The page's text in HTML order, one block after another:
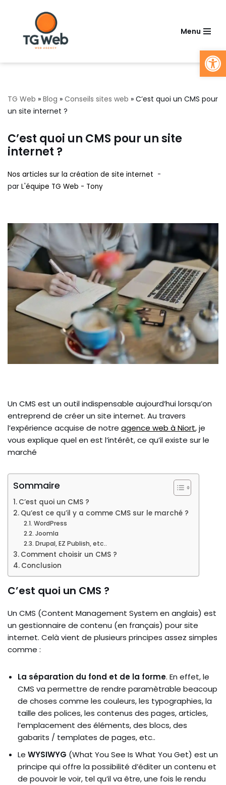
contenu
Menu
TG Web » Blog » Conseils sites web » C’est quoi un CMS pour
un site internet ?
C’est quoi un CMS pour un site
internet ?
Nos articles sur la création de site internet
par L'équipe TG Web - Tony
Un CMS est un outil indispensable aujourd’hui lorsqu’on
entreprend de créer un site internet. Au travers
l’expérience acquise de notre agence web à Niort, je
vous explique quel en est l’intérêt, ce qu’il existe sur le
marché
Sommaire
C’est quoi un CMS ?
Qu’est ce qu’il y a comme CMS sur le marché ?
WordPress
Joomla
Drupal, EZ Publish, etc..
Comment choisir un CMS ?
Conclusion
C’est quoi un CMS ?
Un CMS (Content Management System en anglais) est
un gestionnaire de contenu (en français) pour site
internet. Celà vient de plusieurs principes assez simples
comme :
La séparation du fond et de la forme. En effet, le
CMS va permettre de rendre paramètrable beacoup
de choses comme les couleurs, les typographies, la
taille des polices, les contenus des pages, articles,
l’emplacement des éléments, des blocs, des
gabarits / templates de pages, etc..
Le WYSIWYG (What You See Is What You Get) est un
principe qui offre la possibilité d’éditer un contenu et
de pouvoir le voir, tel qu’il va être, une fois le rendu